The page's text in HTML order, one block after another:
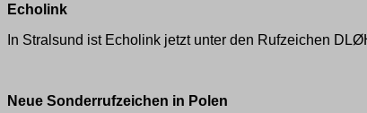
Echolink
In Stralsund ist Echolink jetzt unter den Rufzeichen
Neue Sonderrufzeichen in Polen